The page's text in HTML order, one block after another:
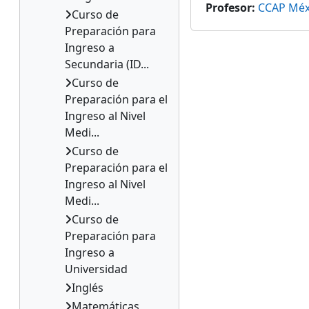
Profesor: CCAP
Curso de
Preparación para
Ingreso a
Secundaria (ID...
Curso de
Preparación para el
Ingreso al Nivel
Medi...
Curso de
Preparación para el
Ingreso al Nivel
Medi...
Curso de
Preparación para
Ingreso a
Universidad
Inglés